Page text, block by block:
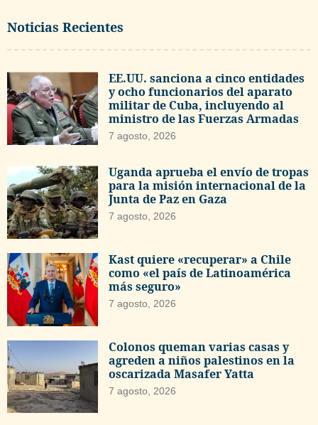
Noticias Recientes
EE.UU. sanciona a cinco entidades
y ocho funcionarios del aparato
militar de Cuba, incluyendo al
ministro de las Fuerzas Armadas
7 agosto, 2026
Uganda aprueba el envío de tropas
para la misión internacional de la
Junta de Paz en Gaza
7 agosto, 2026
Kast quiere «recuperar» a Chile
como «el país de Latinoamérica
más seguro»
7 agosto, 2026
Colonos queman varias casas y
agreden a niños palestinos en la
oscarizada Masafer Yatta
7 agosto, 2026